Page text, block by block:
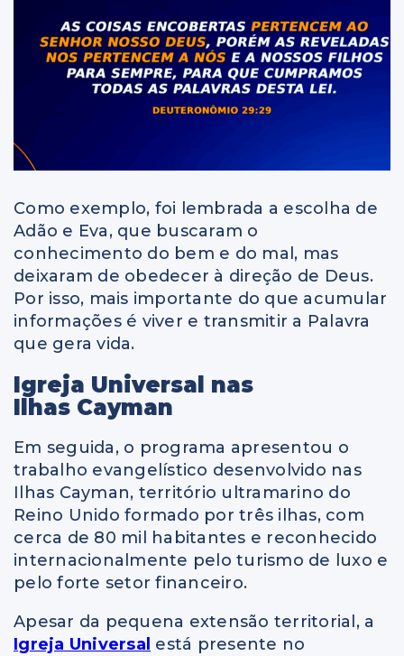
Como exemplo, foi lembrada a escolha de
Adão e Eva, que buscaram o
conhecimento do bem e do mal, mas
deixaram de obedecer à direção de Deus.
Por isso, mais importante do que acumular
informações é viver e transmitir a Palavra
que gera vida.
Igreja Universal nas
Ilhas Cayman
Em seguida, o programa apresentou o
trabalho evangelístico desenvolvido nas
Ilhas Cayman, território ultramarino do
Reino Unido formado por três ilhas, com
cerca de 80 mil habitantes e reconhecido
internacionalmente pelo turismo de luxo e
pelo forte setor financeiro.
Apesar da pequena extensão territorial, a
Igreja Universal está presente no